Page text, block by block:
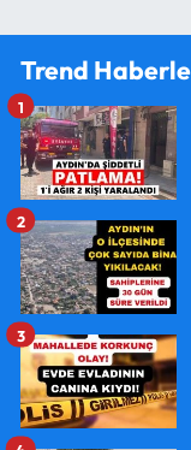
Trend
1
2
3